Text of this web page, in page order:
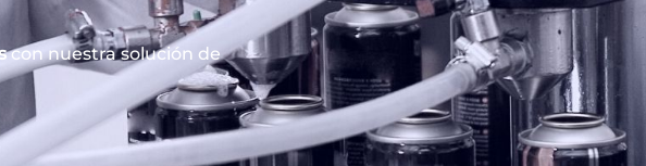
con nuestra solución de